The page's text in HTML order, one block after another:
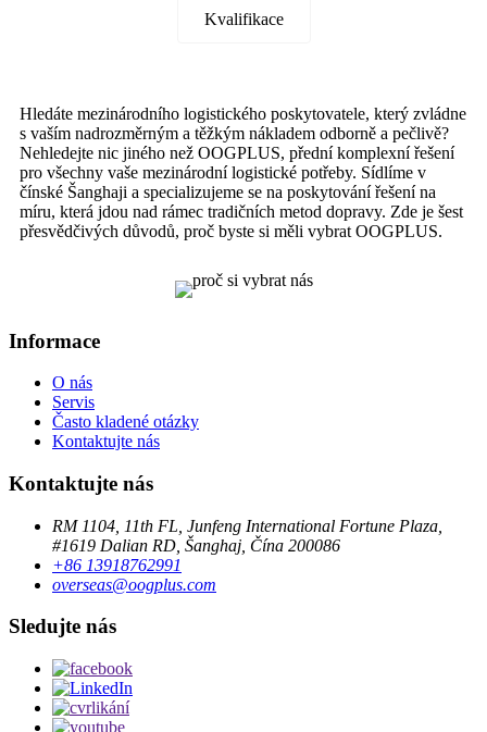
Kvalifikace
Hledáte mezinárodního logistického poskytovatele, který zvládne
s vaším nadrozměrným a těžkým nákladem odborně a pečlivě?
Nehledejte nic jiného než OOGPLUS, přední komplexní řešení
pro všechny vaše mezinárodní logistické potřeby. Sídlíme v
čínské Šanghaji a specializujeme se na poskytování řešení na
míru, která jdou nad rámec tradičních metod dopravy. Zde je šest
přesvědčivých důvodů, proč byste si měli vybrat OOGPLUS.
Informace
O nás
Servis
Často kladené otázky
Kontaktujte nás
Kontaktujte nás
RM 1104, 11th FL, Junfeng International Fortune Plaza,
#1619 Dalian RD, Šanghaj, Čína 200086
+86 13918762991
overseas@oogplus.com
Sledujte nás